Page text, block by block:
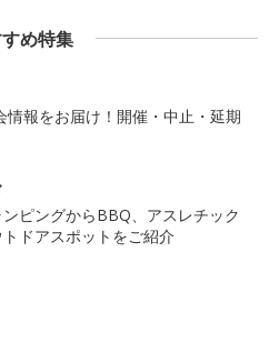
め特集
情報をお届け！開催・中止・延期
ピングからBBQ、アスレチック
ドアスポットをご紹介